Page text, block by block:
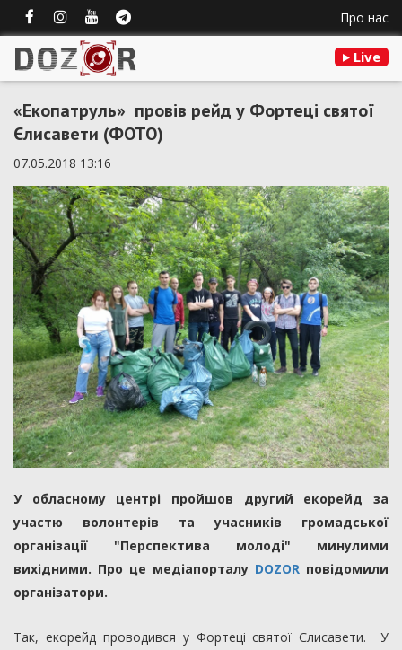
Про нас
Live
«Екопатруль» провів рейд у Фортеці святої
Єлисавети (ФОТО)
07.05.2018 13:16
У обласному центрі пройшов другий екорейд за
участю волонтерів та учасників громадської
організації "Перспектива молоді" минулими
вихідними. Про це медіапорталу DOZOR повідомили
організатори.
Так, екорейд проводився у Фортеці святої Єлисавети. У